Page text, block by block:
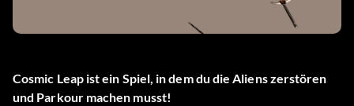
Cosmic Leap ist ein Spiel, in dem du die Aliens zerstören
und Parkour machen musst!